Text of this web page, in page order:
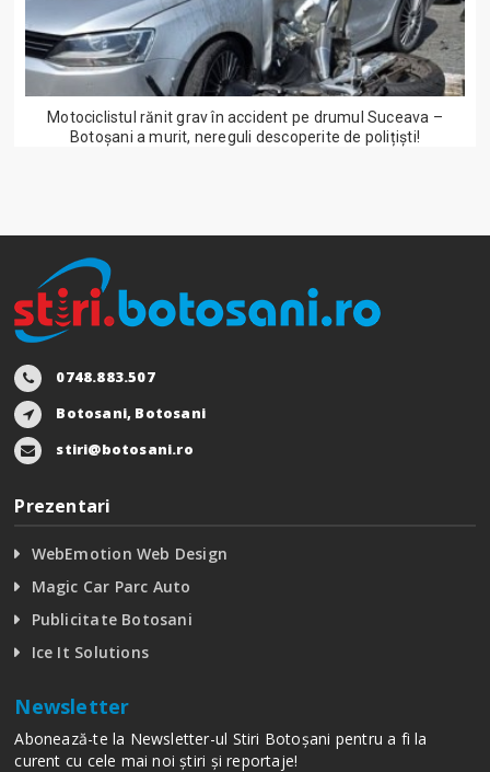
Motociclistul rănit grav în accident pe drumul Suceava –
Botoșani a murit, nereguli descoperite de polițiști!
0748.883.507
Botosani, Botosani
stiri@botosani.ro
Prezentari
WebEmotion Web Design
Magic Car Parc Auto
Publicitate Botosani
Ice It Solutions
Newsletter
Abonează-te la Newsletter-ul Stiri Botoșani pentru a fi la
curent cu cele mai noi știri și reportaje!